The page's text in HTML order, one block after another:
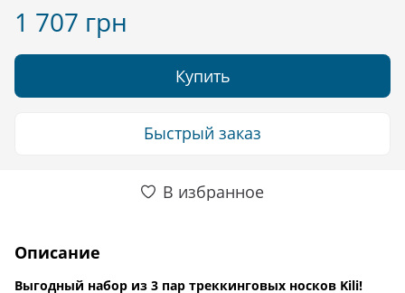
1 707 грн
Купить
Быстрый заказ
В избранное
Описание
Выгодный набор из 3 пар треккинговых носков Kili!